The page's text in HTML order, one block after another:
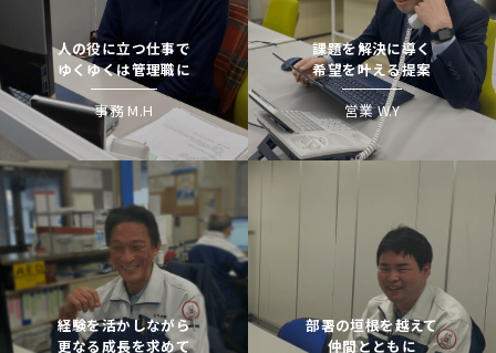
Work
仕事を知る
Environment
Flow
選考フロー
Description
人の役に立つ仕事で
ゆくゆくは管理職に
事務 M.H
課題を解決に導く
希望を叶える提案
営業 W.Y
経験を活かしながら
更なる成長を求めて
部署の垣根を越えて
仲間とともに